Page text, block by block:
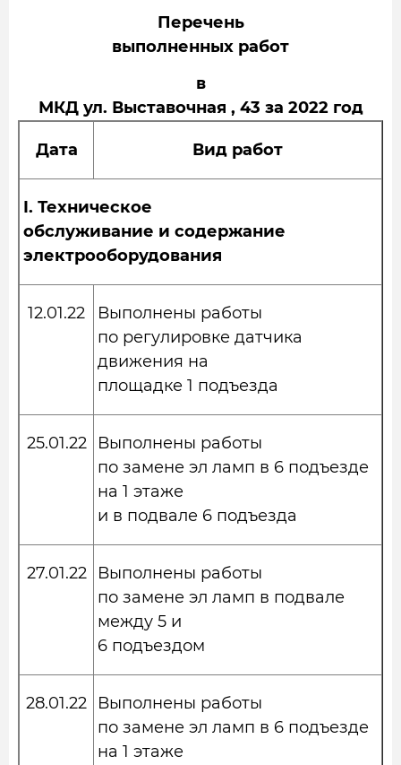
Перечень
выполненных работ
в
МКД ул. Выставочная , 43 за 2022 год
Дата Вид работ
I. Техническое
обслуживание и содержание
электрооборудования
12.01.22
Выполнены работы
по регулировке датчика
движения на
площадке 1 подъезда
25.01.22
Выполнены работы
по замене эл ламп в 6 подъезде
на 1 этаже
и в подвале 6 подъезда
27.01.22
Выполнены работы
по замене эл ламп в подвале
между 5 и
6 подъездом
28.01.22
Выполнены работы
по замене эл ламп в 6 подъезде
на 1 этаже